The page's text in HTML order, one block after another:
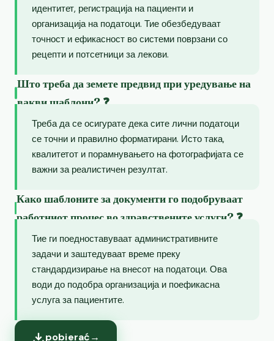
идентитет, регистрација на пациенти и
организација на податоци. Тие обезбедуваат
точност и ефикасност во системи поврзани со
рецепти и потсетници за лекови.
Што треба да земете предвид при уредување на
вакви шаблони? ❓
Треба да се осигурате дека сите лични податоци
се точни и правилно форматирани. Исто така,
квалитетот и порамнувањето на фотографијата се
важни за реалистичен резултат.
Како шаблоните за документи го подобруваат
работниот процес во здравствените услуги? ❓
Тие ги поедноставуваат административните
задачи и заштедуваат време преку
стандардизирање на внесот на податоци. Ова
води до подобра организација и поефикасна
услуга за пациентите.
pobierać→